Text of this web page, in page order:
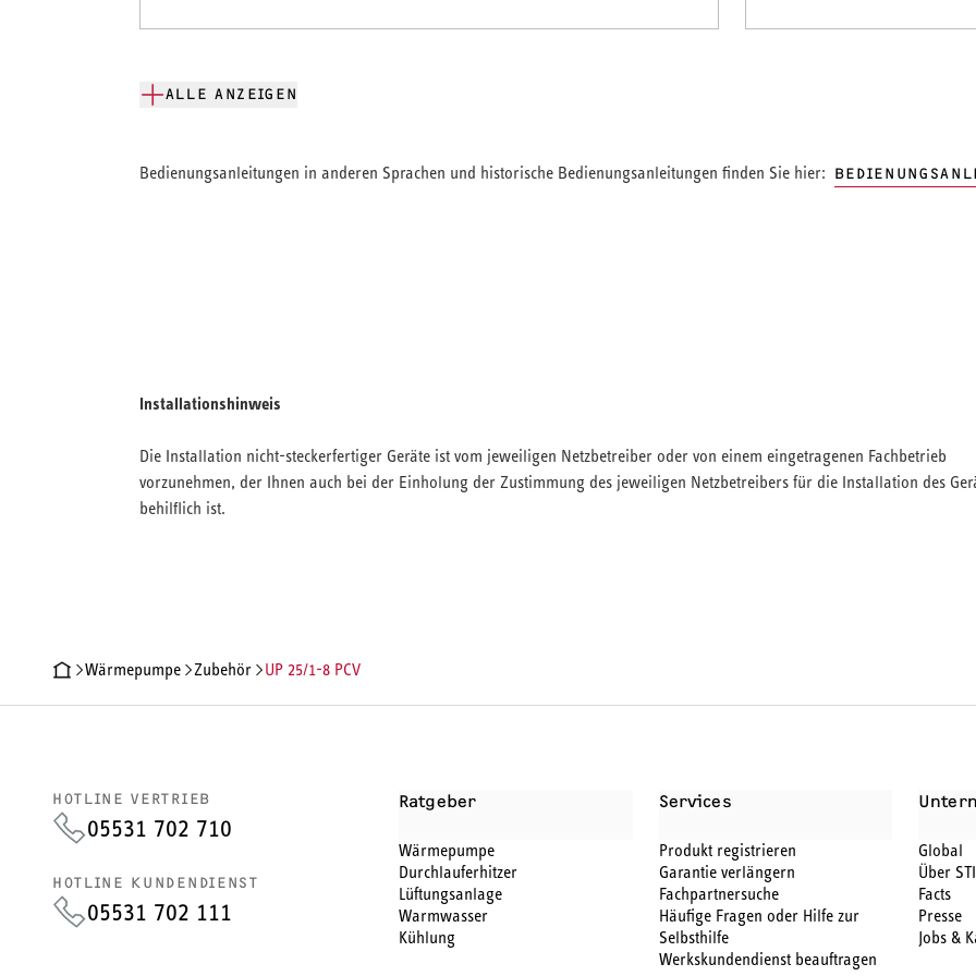
ALLE ANZEIGEN
Bedienungsanleitungen in anderen Sprachen und historische Bedienungsanleitungen finden Sie hier:
Installationshinweis
Die Installation nicht-steckerfertiger Geräte ist vom jeweiligen Netzbetreiber oder von einem eingetragenen Fachbetrieb
vorzunehmen, der Ihnen auch bei der Einholung der Zustimmung des jeweiligen Netzbetreibers für die Installation des
behilflich ist.
PRODUKTDETAILSTECHNISCHE DATEN
Wärmepumpe Zubehör UP 25/1-8 PCV
HOTLINE VERTRIEB
05531 702 710
HOTLINE KUNDENDIENST
05531 702 111
Ratgeber
Wärmepumpe
Durchlauferhitzer
Lüftungsanlage
Warmwasser
Kühlung
Services
Produkt registrieren
Garantie verlängern
Fachpartnersuche
Häufige Fragen oder Hilfe zur
Selbsthilfe
Werkskundendienst beauftragen
Global
Über
Facts
Presse
Jobs &